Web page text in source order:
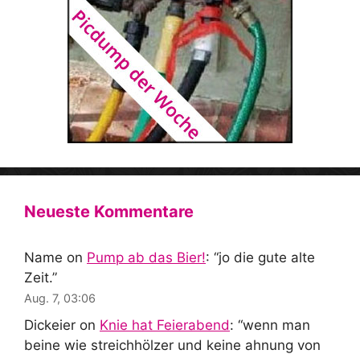
Neueste Kommentare
Name on Pump ab das Bier!: “jo die gute alte
Zeit.”
Aug. 7, 03:06
Dickeier on Knie hat Feierabend: “wenn man
beine wie streichhölzer und keine ahnung von